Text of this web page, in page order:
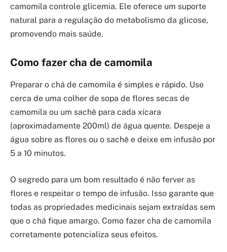
camomila controle glicemia. Ele oferece um suporte
natural para a regulação do metabolismo da glicose,
promovendo mais saúde.
Como fazer cha de camomila
Preparar o chá de camomila é simples e rápido. Use
cerca de uma colher de sopa de flores secas de
camomila ou um sachê para cada xícara
(aproximadamente 200ml) de água quente. Despeje a
água sobre as flores ou o sachê e deixe em infusão por
5 a 10 minutos.
O segredo para um bom resultado é não ferver as
flores e respeitar o tempo de infusão. Isso garante que
todas as propriedades medicinais sejam extraídas sem
que o chá fique amargo. Como fazer cha de camomila
corretamente potencializa seus efeitos.